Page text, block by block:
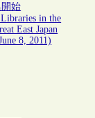
始
in the
East Japan
8, 2011)